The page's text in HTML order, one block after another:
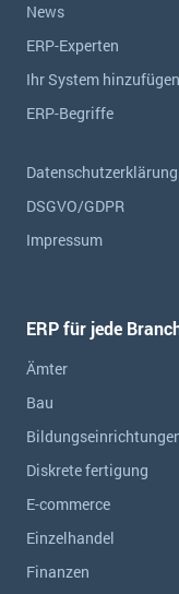
News
ERP-Experten
Ihr System hinzufügen
ERP-Begriffe
Datenschutzerklärung
DSGVO/GDPR
Impressum
ERP für jede
Ämter
Bau
Diskrete fertigung
E-commerce
Einzelhandel
Finanzen